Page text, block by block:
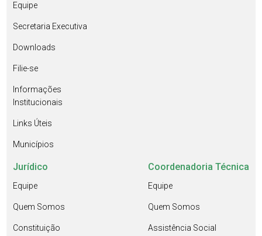
Equipe
Secretaria Executiva
Downloads
Filie-se
Informações
Institucionais
Links Úteis
Municípios
Jurídico
Equipe
Quem Somos
Constituição
Coordenadoria Técnica
Equipe
Quem Somos
Assistência Social